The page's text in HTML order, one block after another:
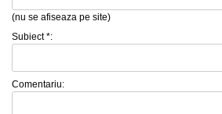
(nu se afiseaza pe site)
Subiect *:
Comentariu: